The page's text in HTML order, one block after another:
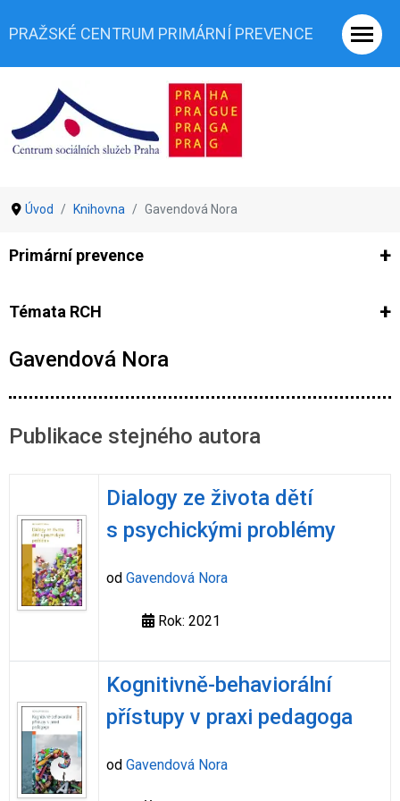
PRAŽSKÉ CENTRUM PRIMÁRNÍ PREVENCE
Úvod Knihovna Gavendová Nora
Primární prevence
Ze světa prevence
Témata RCH
Co je rizikové chování (RCH)
Gavendová Nora
Publikace stejného autora
Dialogy ze života dětí
s psychickými problémy
od Gavendová Nora
Rok: 2021
Kognitivně-behaviorální
přístupy v praxi pedagoga
od Gavendová Nora